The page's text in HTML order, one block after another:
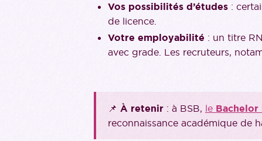
Vos possibilités d’études :
de licence.
Votre employabilité : un titre
avec grade. Les recruteurs,
📌 À retenir : à BSB, le Bachelor
reconnaissance académique de